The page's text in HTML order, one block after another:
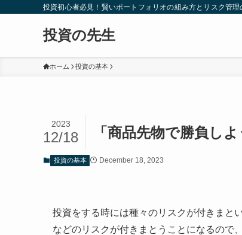
投資初心者必見！賢いポートフォリオの組み方とリスク管理
投資の先生
ホーム 投資の基本
「商品先物で勝負し
2023
12/18
投資の基本 December 18, 2023
投資をする時には種々のリスクが付きまと
などのリスクが付きまとうことになるので